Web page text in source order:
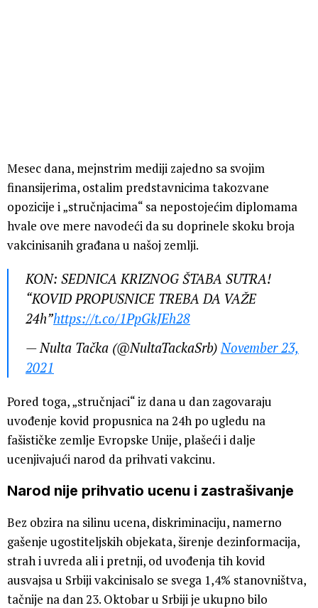
Mesec dana, mejnstrim mediji zajedno sa svojim
finansijerima, ostalim predstavnicima takozvane
opozicije i „stručnjacima“ sa nepostojećim diplomama
hvale ove mere navodeći da su doprinele skoku broja
vakcinisanih građana u našoj zemlji.
KON: SEDNICA KRIZNOG ŠTABA SUTRA!
“KOVID PROPUSNICE TREBA DA VAŽE
24h”https://t.co/1PpGkJEh28
— Nulta Tačka (@NultaTackaSrb)November 23,
2021
Pored toga, „stručnjaci“ iz dana u dan zagovaraju
uvođenje kovid propusnica na 24h po ugledu na
fašističke zemlje Evropske Unije, plašeći i dalje
ucenjivajući narod da prihvati vakcinu.
Narod nije prihvatio ucenu i zastrašivanje
Bez obzira na silinu ucena, diskriminaciju, namerno
gašenje ugostiteljskih objekata, širenje dezinformacija,
strah i uvreda ali i pretnji, od uvođenja tih kovid
ausvajsa u Srbiji vakcinisalo se svega 1,4% stanovništva,
tačnije na dan 23. Oktobar u Srbiji je ukupno bilo